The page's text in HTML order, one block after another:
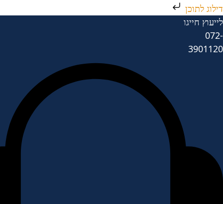
דילוג לתוכן
לייעוץ חייגו
072-
3901120